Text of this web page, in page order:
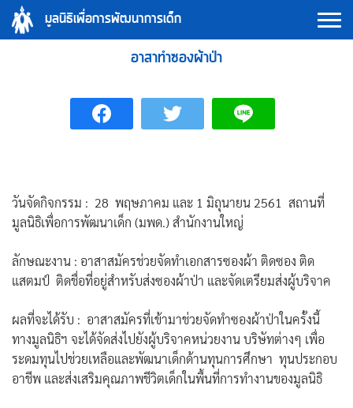
Skip
มูลนิธิเพื่อการพัฒนาการเด็ก
อาสาทำซองผ้าป่า
วันจัดกิจกรรม : 28 พฤษภาคม และ 1 มิถุนายน 2561 สถานที่
มูลนิธิเพื่อการพัฒนาเด็ก (มพด.) สำนักงานใหญ่
ลักษณะงาน : อาสาสมัครช่วยจัดทำเอกสารซองผ้า ติดซอง ติด
แสตมป์ ติดชื่อที่อยู่สำหรับส่งซองผ้าป่า และจัดเตรียมส่งผู้บริจาค
ผลที่จะได้รับ : อาสาสมัครที่เข้ามาช่วยจัดทำซองผ้าป่าในครั้งนี้
ทางมูลนิธิฯ จะได้จัดส่งไปยังผู้บริจาคหน่วยงาน บริษัทต่างๆ เพื่อ
ระดมทุนไปช่วยเหลือและพัฒนาเด็กด้านทุนการศึกษา ทุนประกอบ
อาชีพ และส่งเสริมคุณภาพชีวิตเด็กในพื้นที่การทำงานของมูลนิธิ